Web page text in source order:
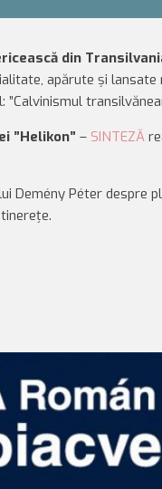
din
apărute și lansate
”Calvinismul
”Helikon” – SINTEZĂ
Demény Péter despre